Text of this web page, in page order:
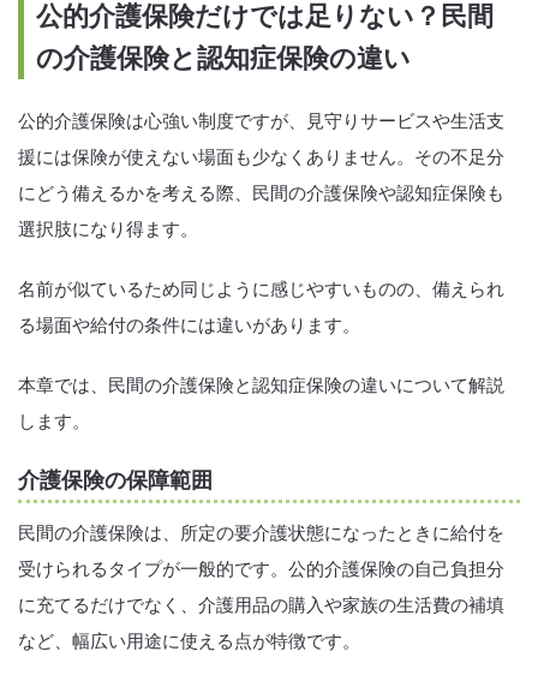
公的介護保険だけでは足りない？民間
の介護保険と認知症保険の違い
公的介護保険は心強い制度ですが、見守りサービスや生活支
援には保険が使えない場面も少なくありません。その不足分
にどう備えるかを考える際、民間の介護保険や認知症保険も
選択肢になり得ます。
名前が似ているため同じように感じやすいものの、備えられ
る場面や給付の条件には違いがあります。
本章では、民間の介護保険と認知症保険の違いについて解説
します。
介護保険の保障範囲
民間の介護保険は、所定の要介護状態になったときに給付を
受けられるタイプが一般的です。公的介護保険の自己負担分
に充てるだけでなく、介護用品の購入や家族の生活費の補填
など、幅広い用途に使える点が特徴です。